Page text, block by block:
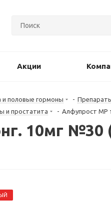
Акции
и половые гормоны -
и простатита
- Алфупрост МР
10мг №30